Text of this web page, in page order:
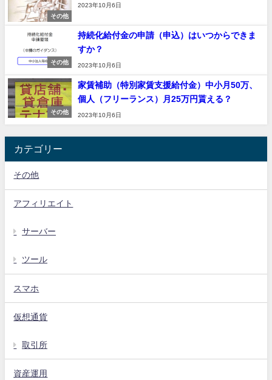
その他
2023年10月6日
その他
持続化給付金の申請（申込）はいつからできま
すか？
2023年10月6日
その他
家賃補助（特別家賃支援給付金）中小月50万、
個人（フリーランス）月25万円貰える？
2023年10月6日
カテゴリー
その他
アフィリエイト
サーバー
ツール
スマホ
仮想通貨
取引所
資産運用